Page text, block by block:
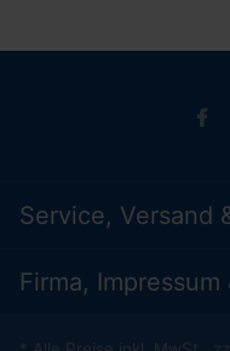
Service, Versand
Firma,